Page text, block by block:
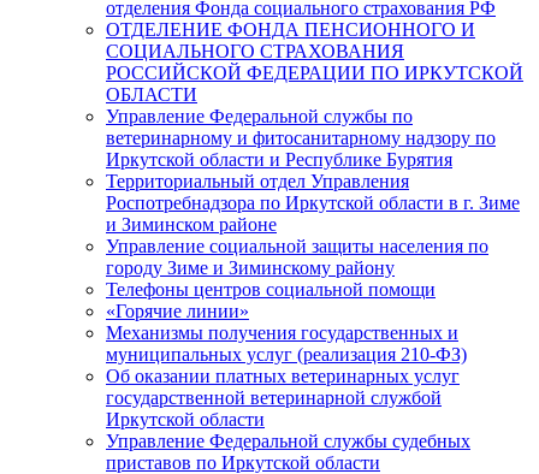
отделения Фонда социального страхования РФ
ОТДЕЛЕНИЕ ФОНДА ПЕНСИОННОГО И
СОЦИАЛЬНОГО СТРАХОВАНИЯ
РОССИЙСКОЙ ФЕДЕРАЦИИ ПО ИРКУТСКОЙ
ОБЛАСТИ
Управление Федеральной службы по
ветеринарному и фитосанитарному надзору по
Иркутской области и Республике Бурятия
Территориальный отдел Управления
Роспотребнадзора по Иркутской области в г. Зиме
и Зиминском районе
Управление социальной защиты населения по
городу Зиме и Зиминскому району
Телефоны центров социальной помощи
«Горячие линии»
Механизмы получения государственных и
муниципальных услуг (реализация 210-ФЗ)
Об оказании платных ветеринарных услуг
государственной ветеринарной службой
Иркутской области
Управление Федеральной службы судебных
приставов по Иркутской области